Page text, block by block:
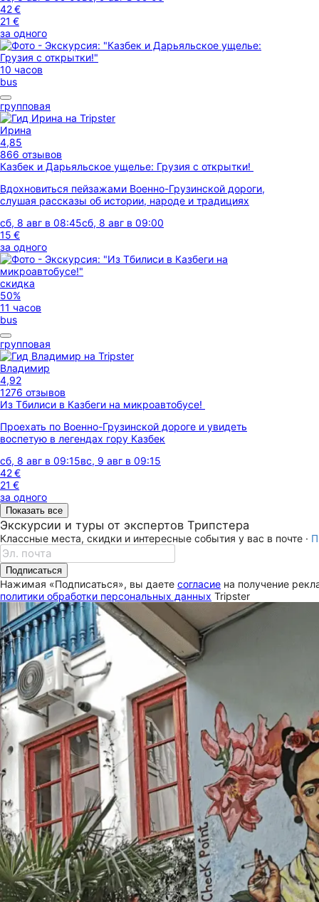
42 €
21 €
за одного
10 часов
bus
групповая
Ирина
4,85
866 отзывов
Казбек и Дарьяльское ущелье: Грузия с открытки!
Вдохновиться пейзажами Военно-Грузинской дороги,
слушая рассказы об истории, народе и традициях
сб, 8 авг в 08:45сб, 8 авг в 09:00
15 €
за одного
скидка
50%
11 часов
bus
групповая
Владимир
4,92
1276 отзывов
Из Тбилиси в Казбеги на микроавтобусе!
Проехать по Военно-Грузинской дороге и увидеть
воспетую в легендах гору Казбек
сб, 8 авг в 09:15вс, 9 авг в 09:15
42 €
21 €
за одного
Показать все
Экскурсии и туры от экспертов Трипстера
Классные места, скидки и интересные события у вас в почте ·
Подписаться
Нажимая «Подписаться», вы даете согласие на получение
политики обработки персональных данных Tripster